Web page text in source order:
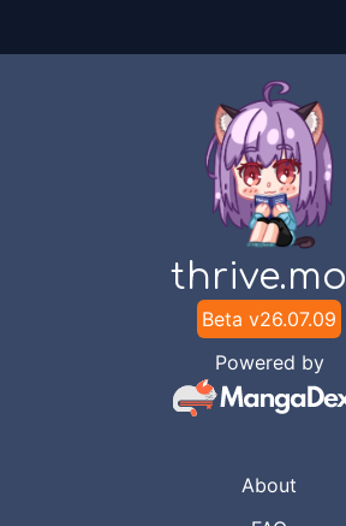
Beta v26.07.09
Powered by
About